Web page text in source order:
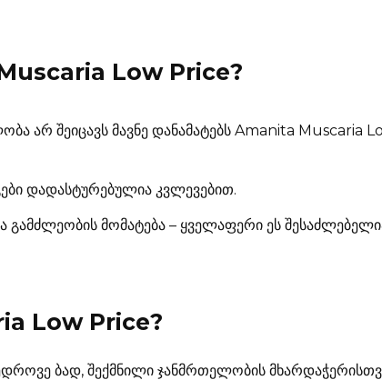
Low Price?
არ შეიცავს მავნე დანამატებს Amanita Muscaria
დადასტურებულია კვლევებით.
გამძლეობის მომატება – ყველაფერი ეს
Low Price?
ბად, შექმნილი ჯანმრთელობის